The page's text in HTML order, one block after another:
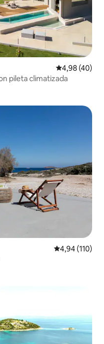
Calificación
4,98 (40)
pileta climatizada
Calificación
4,94 (110)
destacados